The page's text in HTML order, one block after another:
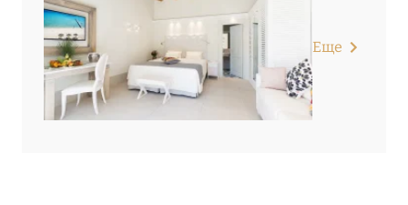
ТРЕНТИНО-АЛЬТО-
АДИДЖЕ
УМБРИЯ
Еще